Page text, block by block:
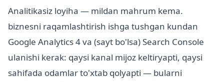
Analitikasiz loyiha — mildan mahrum kema.
biznesni raqamlashtirish ishga tushgan kundan
Google Analytics 4 va (sayt bo'lsa) Search Console
ulanishi kerak: qaysi kanal mijoz keltiryapti, qaysi
sahifada odamlar to'xtab qolyapti — bularni